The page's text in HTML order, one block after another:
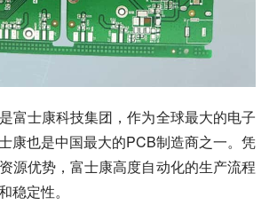
富士康科技集团，作为全球最大的电子
康也是中国最大的PCB制造商之一。凭
源优势，富士康高度自动化的生产流程
稳定性。